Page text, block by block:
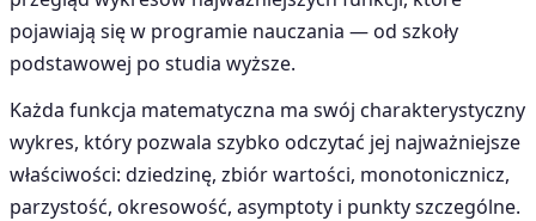
pojawiają się w programie nauczania — od szkoły
podstawowej po studia wyższe.
Każda funkcja matematyczna ma swój charakterystyczny
wykres, który pozwala szybko odczytać jej najważniejsze
właściwości: dziedzinę, zbiór wartości, monotonicznicz,
parzystość, okresowość, asymptoty i punkty szczególne.